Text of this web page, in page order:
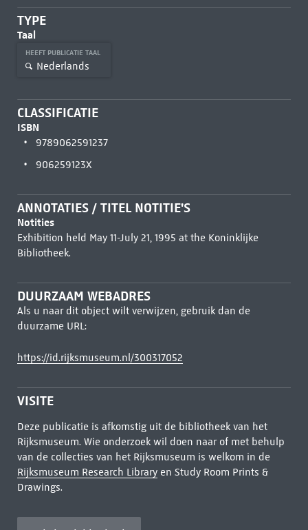
TYPE
Taal
HEEFT PUBLICATIE TAAL
Nederlands
CLASSIFICATIE
ISBN
9789062591237
906259123X
ANNOTATIES / TITEL NOTITIE'S
Notities
Exhibition held May 11-July 21, 1995 at the Koninklijke
Bibliotheek.
DUURZAAM WEBADRES
Als u naar dit object wilt verwijzen, gebruik dan de
duurzame URL:
https://id.rijksmuseum.nl/300317052
VISITE
Deze publicatie is afkomstig uit de bibliotheek van het
Rijksmuseum. Wie onderzoek wil doen naar of met behulp
van de collecties van het Rijksmuseum is welkom in de
Rijksmuseum Research Libraryen Study Room Prints &
Drawings.